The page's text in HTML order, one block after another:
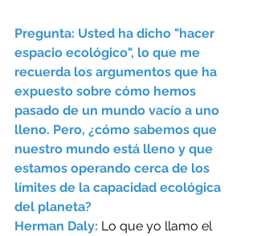
Pregunta: Usted ha dicho "hacer
espacio ecológico", lo que me
recuerda los argumentos que ha
expuesto sobre cómo hemos
pasado de un mundo vacío a uno
lleno. Pero, ¿cómo sabemos que
nuestro mundo está lleno y que
estamos operando cerca de los
límites de la capacidad ecológica
del planeta?
Herman Daly: Lo que yo llamo el